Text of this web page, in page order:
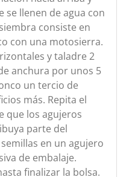
llenen de agua con
consiste en
con una motosierra.
y taladre 2
anchura por unos 5
un tercio de
más. Repita el
que los agujeros
parte del
en un agujero
de embalaje.
finalizar la bolsa.